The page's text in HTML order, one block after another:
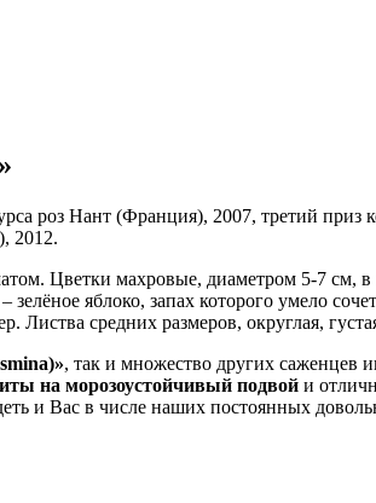
роз Нант (Франция), 2007, третий
2012.
Цветки махровые, диаметром 5-7 см,
яблоко, запах которого умело
средних размеров, округлая,
, так и множество других саженцев
на морозоустойчивый подвой и
и Вас в числе наших постоянных